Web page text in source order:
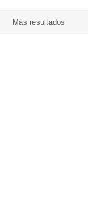
Más resultados